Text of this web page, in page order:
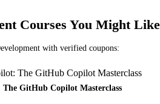
Courses You Might Like
with verified coupons:
GitHub Copilot Masterclass